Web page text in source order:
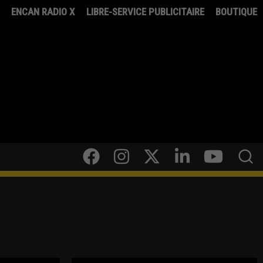
ENCAN RADIO X LIBRE-SERVICE PUBLICITAIRE BOUTIQUE